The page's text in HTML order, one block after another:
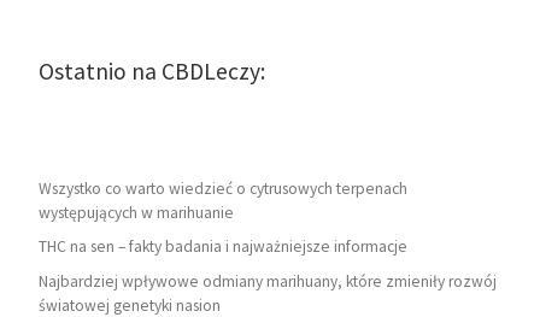
Ostatnio na CBDLeczy:
Wszystko co warto wiedzieć o cytrusowych terpenach
występujących w marihuanie
THC na sen – fakty badania i najważniejsze informacje
Najbardziej wpływowe odmiany marihuany, które zmieniły rozwój
światowej genetyki nasion